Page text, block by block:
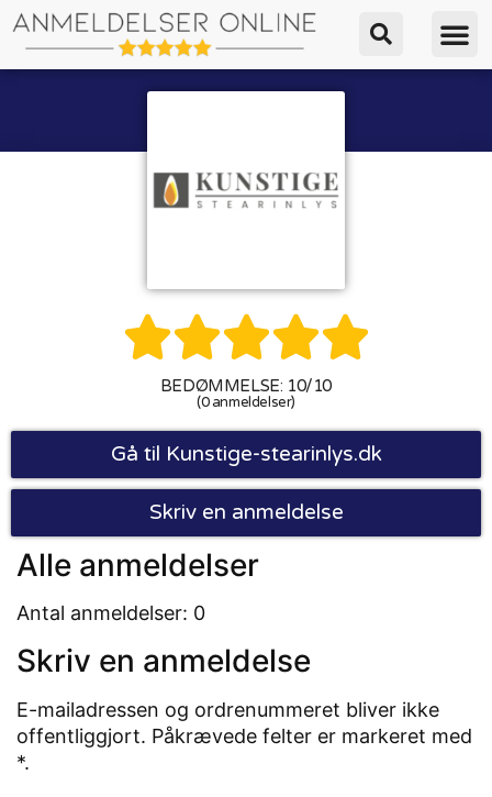

BEDØMMELSE: 10/10
(0 anmeldelser)
Gå til Kunstige-stearinlys.dk
Skriv en anmeldelse
Alle anmeldelser
Antal anmeldelser: 0
Skriv en anmeldelse
E-mailadressen og ordrenummeret bliver ikke
offentliggjort. Påkrævede felter er markeret med
*.